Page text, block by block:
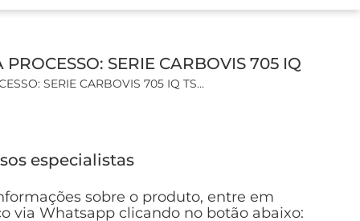
SERIE CARBOVIS 705 IQ
SERIE CARBOVIS 705 IQ TS
óptico UV/VIS.
especialistas
sobre o produto, entre em
via Whatsapp clicando no botão abaixo: